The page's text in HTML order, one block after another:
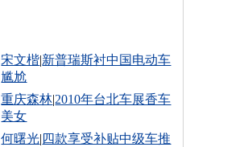
宋文楷|新普瑞斯衬中国电动车
尴尬
重庆森林|2010年台北车展香车
美女
何曙光| 四款享受补贴中级车推